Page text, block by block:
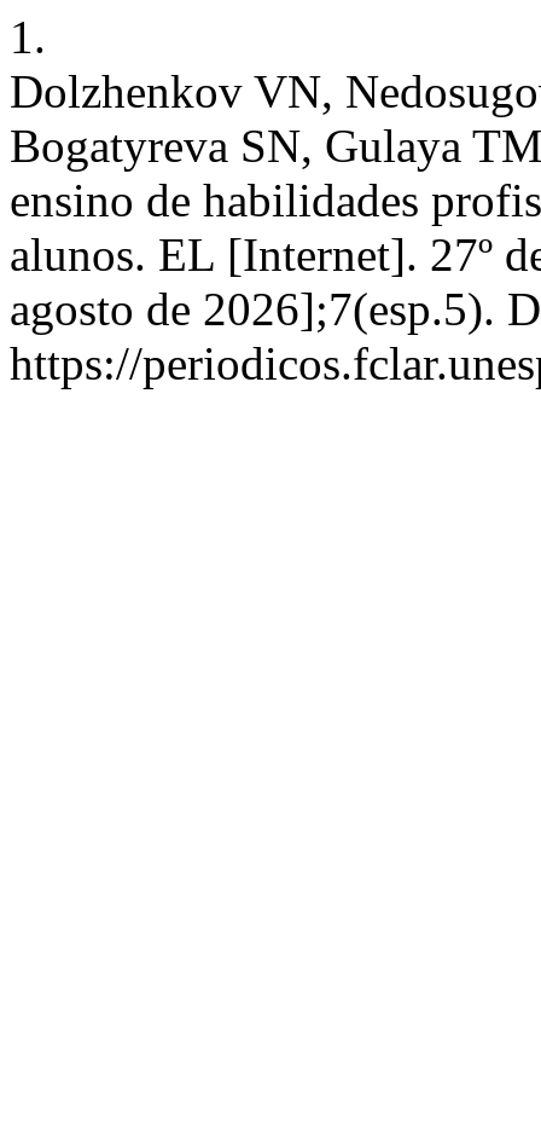
1.
Dolzhenkov VN,
Bogatyreva SN, Gulaya
ensino de habilidades
alunos. EL [Internet]. 27º
agosto de 2026];7(esp.5).
https://